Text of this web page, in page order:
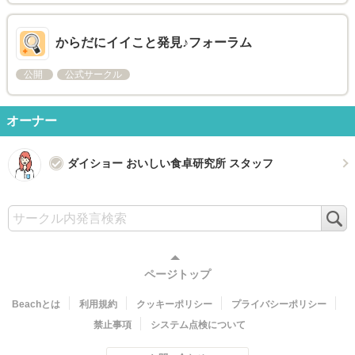
からだにイイこと発見♪フォーラム
公開 公式サークル
オーナー
ダイショー おいしい食卓研究所 スタッフ
ページトップ
Beachとは 利用規約 クッキーポリシー
プライバシーポリシー
禁止事項
システム点検について